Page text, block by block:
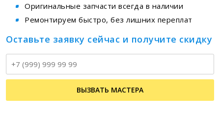
Оригинальные запчасти всегда в наличии
Ремонтируем быстро, без лишних переплат
Оставьте заявку сейчас и получите скидку
ВЫЗВАТЬ МАСТЕРА